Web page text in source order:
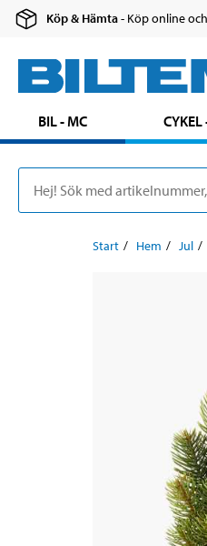
Köp & Hämta- Köp online
BIL - MC CYKEL
Start Hem Jul